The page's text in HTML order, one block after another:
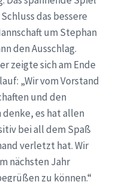
das bessere
um Stephan
den Ausschlag.
zeigte sich am Ende
„Wir vom Vorstand
und den
es hat allen
bei all dem Spaß
verletzt hat. Wir
nächsten Jahr
zu können.“